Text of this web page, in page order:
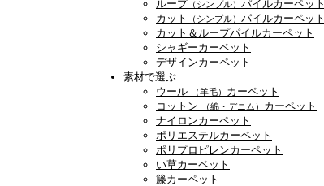
ループ （シンプル） パイルカーペット
カット
（シンプル） パイルカーペット
カット＆ループパイルカーペット
シャギーカーペット
デザインカーペット
素材で選ぶ
ウール
（羊毛） カーペット
コットン
（綿・デニム） カーペット
ナイロンカーペット
ポリエステルカーペット
ポリプロピレンカーペット
い草カーペット
籐カーペット